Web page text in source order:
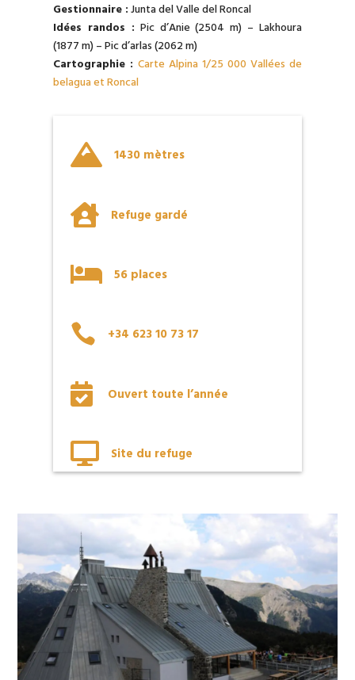
Gestionnaire : Junta del Valle del Roncal
Idées randos : Pic d’Anie (2504 m) – Lakhoura
(1877 m) – Pic d’arlas (2062 m)
Cartographie :Carte Alpina 1/25 000 Vallées de
belagua et Roncal
 1430 mètres
 Refuge gardé
 56 places
 +34 623 10 73 17
 Ouvert toute l’année
 Site du refuge